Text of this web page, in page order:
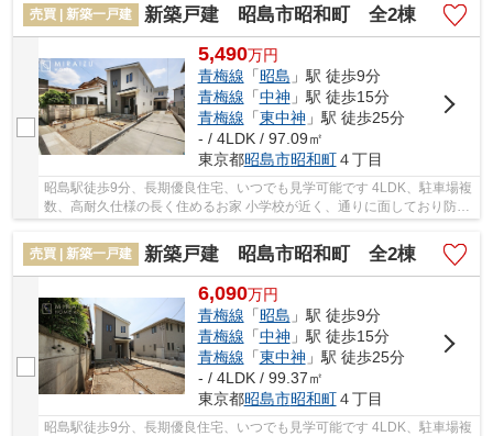
売買 | 新築一戸建
新築戸建 昭島市昭和町 全2棟
5,490万円
青梅線 「昭島 」駅 徒歩9分
青梅線 「中神 」駅 徒歩15分
青梅線 「東中神 」駅 徒歩25分
- / 4LDK / 97.09㎡
東京都昭島市昭和町４丁目
昭島駅徒歩9分、長期優良住宅、いつでも見学可能です 4LDK、駐車場複
数、高耐久仕様の長く住めるお家 小学校が近く、通りに面しており防犯
売買 | 新築一戸建
新築戸建 昭島市昭和町 全2棟
6,090万円
青梅線 「昭島 」駅 徒歩9分
青梅線 「中神 」駅 徒歩15分
青梅線 「東中神 」駅 徒歩25分
- / 4LDK / 99.37㎡
東京都昭島市昭和町４丁目
昭島駅徒歩9分、長期優良住宅、いつでも見学可能です 4LDK、駐車場複